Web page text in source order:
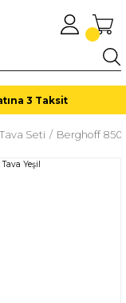
3 Taksit
Seti Berghoff